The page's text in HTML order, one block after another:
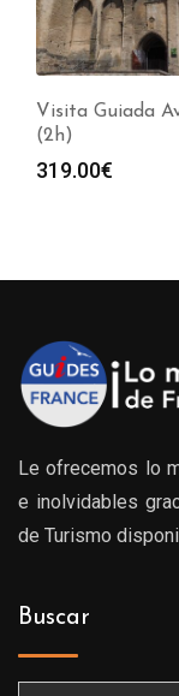
Visita Guiada
(2h)
319.00€
Le ofrecemos lo
e inolvidables
de Turismo
Buscar